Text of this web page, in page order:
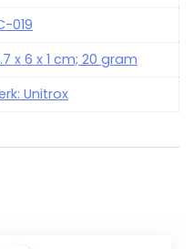
019
x 6 x 1 cm; 20 gram
Unitrox